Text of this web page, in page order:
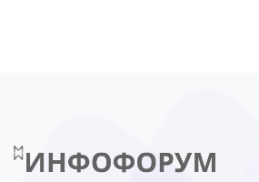
МИНЦИФРЫ РОССИИ NGFW